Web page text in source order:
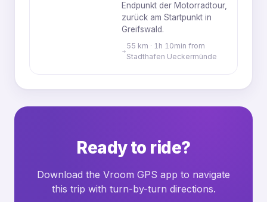
Endpunkt der Motorradtour,
zurück am Startpunkt in
Greifswald.
55 km · 1h 10min from
Stadthafen Ueckermünde
Ready to ride?
Download the Vroom GPS app to navigate
this trip with turn-by-turn directions.